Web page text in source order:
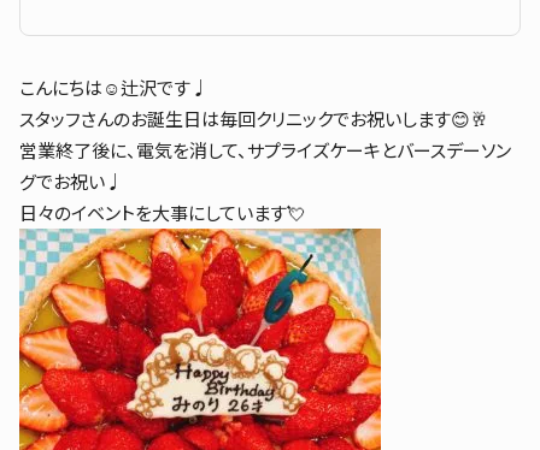
こんにちは☺️辻沢です♩
スタッフさんのお誕生日は毎回クリニックでお祝いします😊🥂
営業終了後に、電気を消して、サプライズケーキとバースデーソン
グでお祝い♩
日々のイベントを大事にしています💘